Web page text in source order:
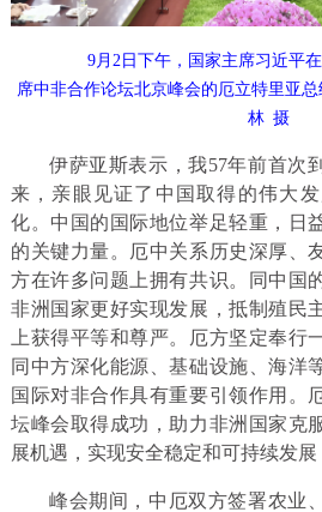
9月2日下午，国家主席习近平
席中非合作论坛北京峰会的厄立特里亚
林 摄
伊萨亚斯表示，我57年前首次
来，亲眼见证了中国取得的伟大
化。中国的国际地位举足轻重，日
的关键力量。厄中关系历史深厚、
方在许多问题上拥有共识。同中国
非洲国家更好实现发展，抵制殖民
上获得平等和尊严。厄方坚定奉行
同中方深化能源、基础设施、海洋
国际对非合作具有重要引领作用。
坛峰会取得成功，助力非洲国家克
展机遇，实现安全稳定和可持续发展
峰会期间，中厄双方签署农业